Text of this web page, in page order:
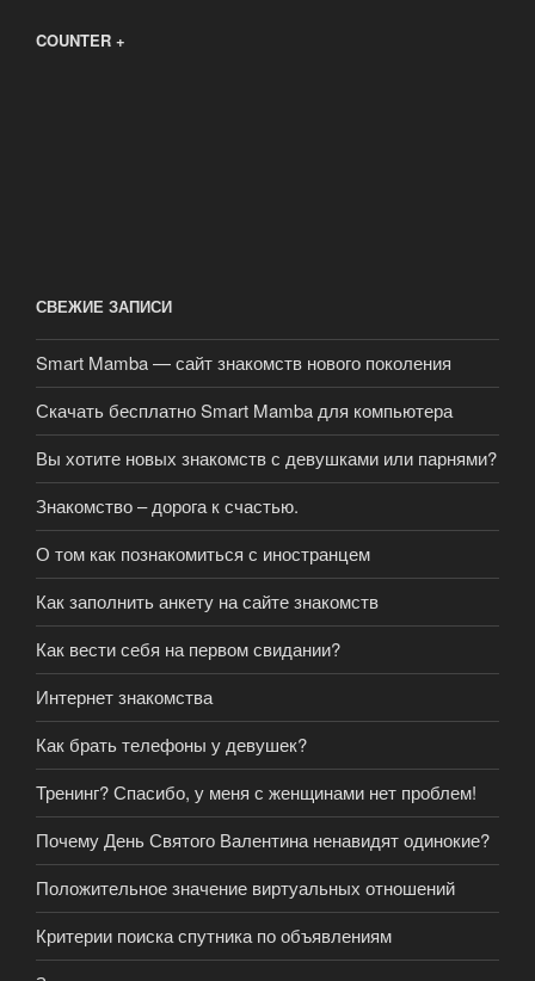
COUNTER +
СВЕЖИЕ ЗАПИСИ
Smart Mamba — сайт знакомств нового поколения
Скачать бесплатно Smart Mamba для компьютера
Вы хотите новых знакомств с девушками или парнями?
Знакомство – дорога к счастью.
О том как познакомиться с иностранцем
Как заполнить анкету на сайте знакомств
Как вести себя на первом свидании?
Интернет знакомства
Как брать телефоны у девушек?
Тренинг? Спасибо, у меня с женщинами нет проблем!
Почему День Святого Валентина ненавидят одинокие?
Положительное значение виртуальных отношений
Критерии поиска спутника по объявлениям